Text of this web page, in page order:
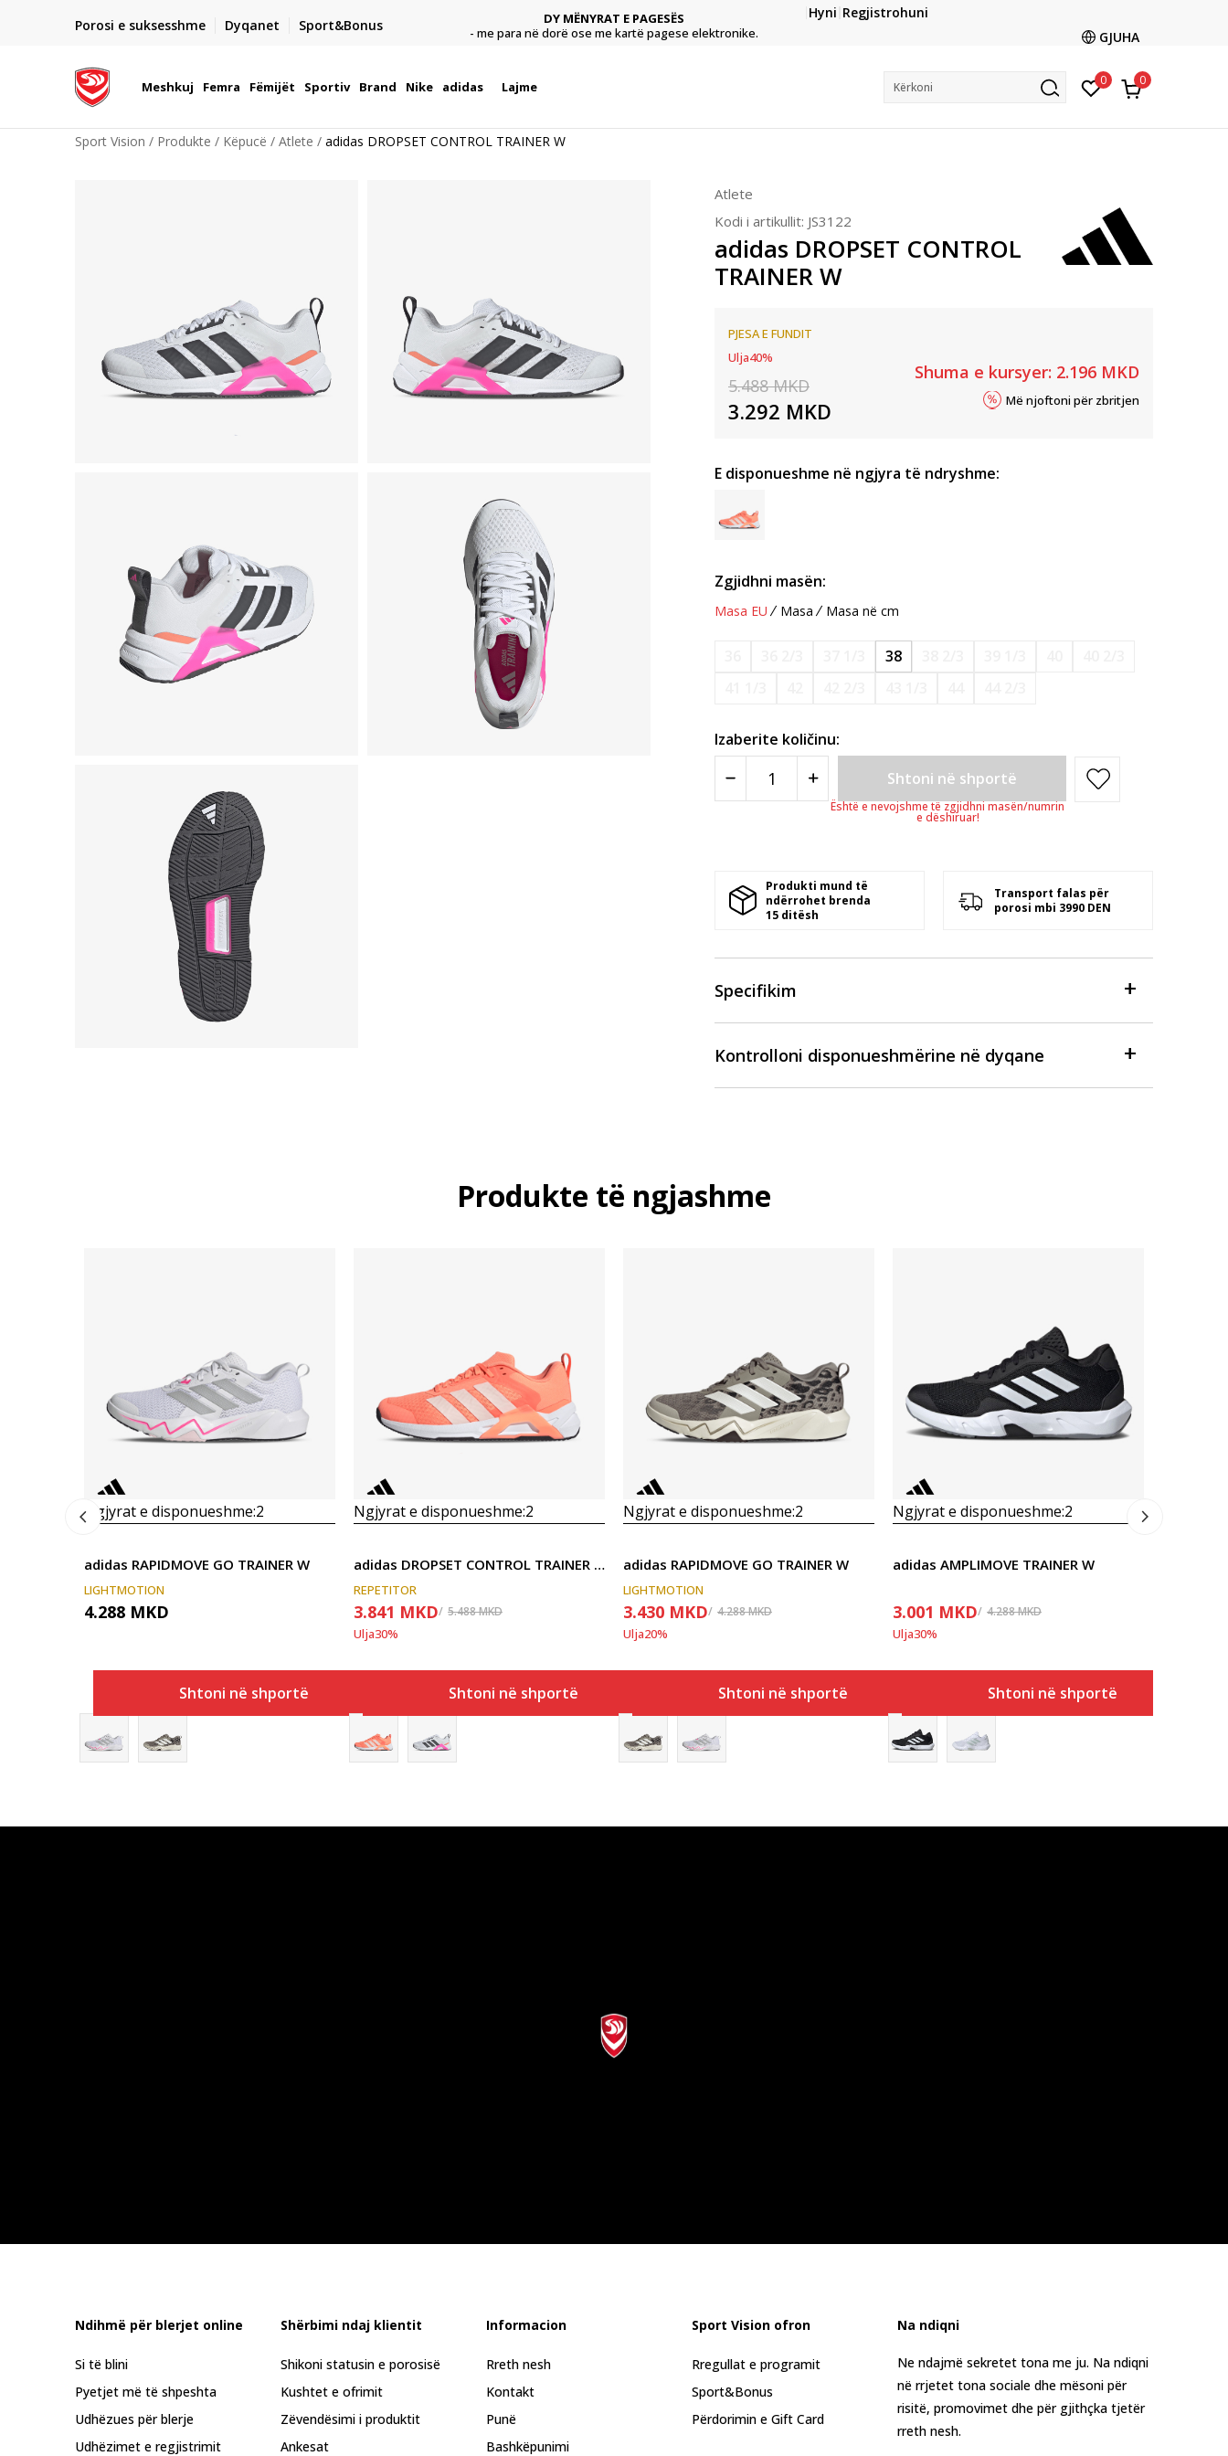
Porosi e suksesshme Dyqanet Sport&Bonus
- për të gjitha porositë me para në dorë ose me kartë pagese
DY MËNYRAT E PAGESËS
- me para në dorë ose me kartë pagese elektronike.
CLICK & COLLECT
Paguani me kartë online dhe bëni tërheqjen në dyqanin që ju
Hyni Regjistrohuni
GJUHA
Meshkuj Femra Fëmijët Sportiv Brand Nike adidas Lajme Kërkoni 0 0
Sport Vision Produkte Këpucë Atlete adidas DROPSET CONTROL TRAINER W
Atlete
Kodi i artikullit: JS3122
adidas DROPSET CONTROL
TRAINER W
PJESA E FUNDIT
Ulja40%
5.488 MKD
3.292 MKD
Shuma e kursyer: 2.196 MKD
Më njoftoni për zbritjen
E disponueshme në ngjyra të ndryshme:
Zgjidhni masën:
Masa EU Masa Masa në cm
38
Izaberite količinu:
Shtoni në shportë
Është e nevojshme të zgjidhni masën/numrin
e dëshiruar!
Produkti mund të
ndërrohet brenda
15 ditësh
Transport falas për
porosi mbi 3990 DEN
Specifikim
Kontrolloni disponueshmërine në dyqane
Produkte të ngjashme
Ngjyrat e disponueshme:2
adidas RAPIDMOVE GO TRAINER W
LIGHTMOTION
4.288 MKD
Shtoni në shportë
Ngjyrat e disponueshme:2
adidas DROPSET CONTROL TRAINER W
REPETITOR
3.841 MKD 5.488MKD
Ulja30%
Shtoni në shportë
Ngjyrat e disponueshme:2
adidas RAPIDMOVE GO TRAINER W
LIGHTMOTION
3.430 MKD 4.288MKD
Ulja20%
Shtoni në shportë
Ngjyrat e disponueshme:2
adidas AMPLIMOVE TRAINER W
3.001 MKD 4.288MKD
Ulja30%
Shtoni në shportë
Ndihmë për blerjet online
Si të blini
Pyetjet më të shpeshta
Udhëzues për blerje
Udhëzimet e regjistrimit
Shërbimi ndaj klientit
Shikoni statusin e porosisë
Kushtet e ofrimit
Zëvendësimi i produktit
Ankesat
Informacion
Rreth nesh
Kontakt
Punë
Bashkëpunimi
Sport Vision ofron
Rregullat e programit
Sport&Bonus
Përdorimin e Gift Card
Na ndiqni
Ne ndajmë sekretet tona me ju. Na ndiqni
në rrjetet tona sociale dhe mësoni për
risitë, promovimet dhe për gjithçka tjetër
rreth nesh.